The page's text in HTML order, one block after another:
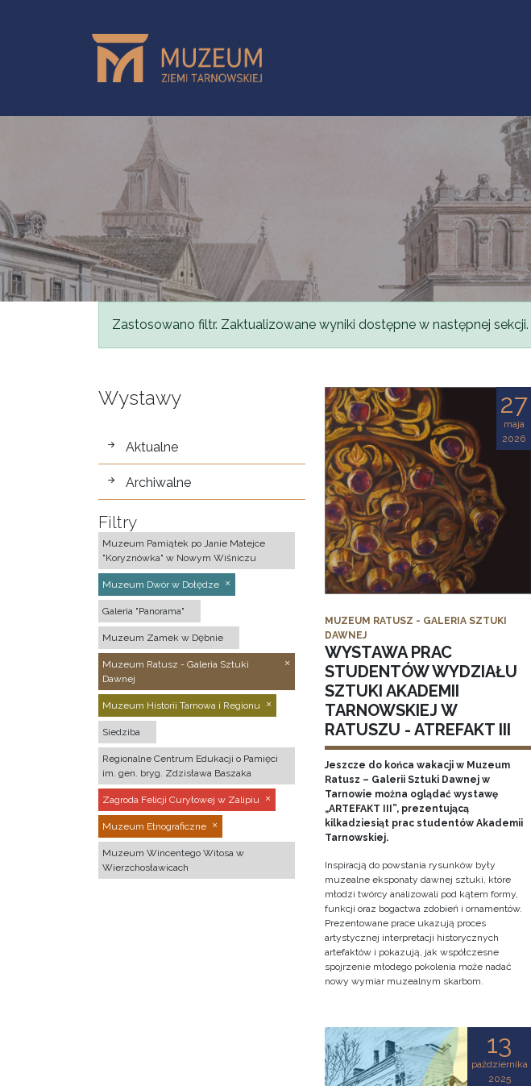
Komunikat
Zastosowano filtr. Zaktualizowane wyniki dostępne w następnej sekcji.
Wystawy
wystawy
Aktualne
Archiwalne
Filtry
Muzeum Pamiątek po Janie Matejce
"Koryznówka" w Nowym Wiśniczu
Muzeum Dwór w Dołędze
Galeria "Panorama"
Muzeum Zamek w Dębnie
Muzeum Ratusz - Galeria Sztuki
Dawnej
Muzeum Historii Tarnowa i Regionu
Siedziba
Regionalne Centrum Edukacji o Pamięci
im. gen. bryg. Zdzisława Baszaka
Zagroda Felicji Curyłowej w Zalipiu
Muzeum Etnograficzne
Muzeum Wincentego Witosa w
Wierzchosławicach
27
maja
2026
MUZEUM RATUSZ - GALERIA SZTUKI
DAWNEJ
WYSTAWA PRAC
STUDENTÓW WYDZIAŁU
SZTUKI AKADEMII
TARNOWSKIEJ W
RATUSZU - ATREFAKT III
Jeszcze do końca wakacji w Muzeum
Ratusz – Galerii Sztuki Dawnej w
Tarnowie można oglądać wystawę
„ARTEFAKT III”, prezentującą
kilkadziesiąt prac studentów Akademii
Tarnowskiej.
Inspiracją do powstania rysunków były
muzealne eksponaty dawnej sztuki, które
młodzi twórcy analizowali pod kątem formy,
funkcji oraz bogactwa zdobień i ornamentów.
Prezentowane prace ukazują proces
artystycznej interpretacji historycznych
artefaktów i pokazują, jak współczesne
spojrzenie młodego pokolenia może nadać
nowy wymiar muzealnym skarbom.
13
października
2025